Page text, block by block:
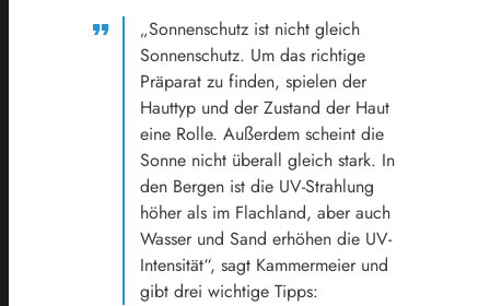
„Sonnenschutz ist nicht gleich
Sonnenschutz. Um das richtige
Präparat zu finden, spielen der
Hauttyp und der Zustand der Haut
eine Rolle. Außerdem scheint die
Sonne nicht überall gleich stark. In
den Bergen ist die UV-Strahlung
höher als im Flachland, aber auch
Wasser und Sand erhöhen die UV-
Intensität“, sagt Kammermeier und
gibt drei wichtige Tipps: